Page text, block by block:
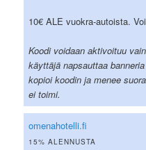
10€ ALE vuokra-autoista.
Koodi voidaan aktivoituu
käyttäjä napsauttaa
kopioi koodin ja menee
ei toimi.
omenahotelli.fi
15% ALENNUSTA